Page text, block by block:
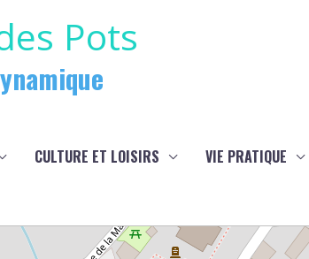
Pots
CULTURE ET LOISIRS VIE PRATIQUE